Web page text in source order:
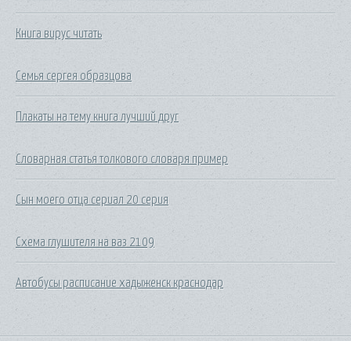
Книга вирус читать
Семья сергея образцова
Плакаты на тему книга лучший друг
Словарная статья толкового словаря пример
Сын моего отца сериал 20 серия
Схема глушителя на ваз 2109
Автобусы расписание хадыженск краснодар